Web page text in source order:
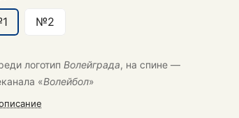
№2
логотип Волейграда, на спине —
«Волейбол»